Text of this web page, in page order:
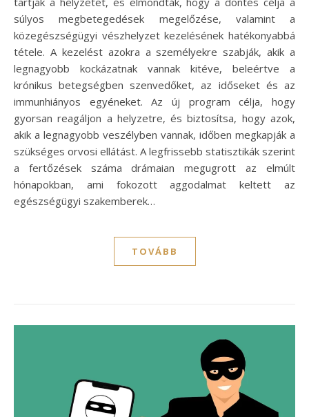
súlyos megbetegedések megelőzése, valamint a
közegészségügyi vészhelyzet kezelésének hatékonyabbá
tétele. A kezelést azokra a személyekre szabják, akik a
legnagyobb kockázatnak vannak kitéve, beleértve a
krónikus betegségben szenvedőket, az időseket és az
immunhiányos egyéneket. Az új program célja, hogy
gyorsan reagáljon a helyzetre, és biztosítsa, hogy azok,
akik a legnagyobb veszélyben vannak, időben megkapják a
szükséges orvosi ellátást. A legfrissebb statisztikák szerint
a fertőzések száma drámaian megugrott az elmúlt
hónapokban, ami fokozott aggodalmat keltett az
egészségügyi szakemberek…
TOVÁBB